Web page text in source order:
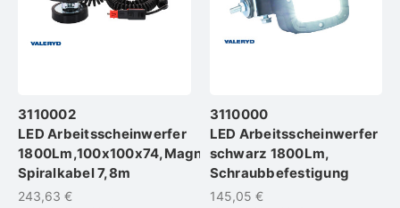
3110002
LED Arbeitsscheinwerfer
1800Lm,100x100x74,Magnethalterung,
Spiralkabel 7,8m
243,63 €
3110000
LED Arbeitsscheinwerfer
schwarz 1800Lm,
Schraubbefestigung
145,05 €